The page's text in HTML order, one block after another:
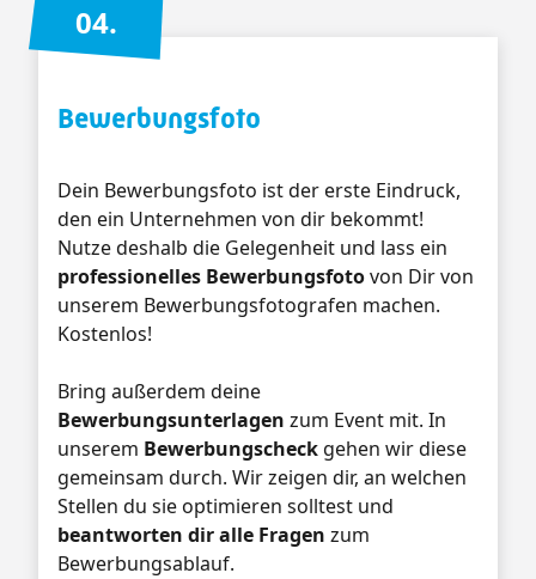
04.
Bewerbungsfoto
Dein Bewerbungsfoto ist der erste Eindruck,
den ein Unternehmen von dir bekommt!
Nutze deshalb die Gelegenheit und lass ein
professionelles Bewerbungsfotovon Dir von
unserem Bewerbungsfotografen machen.
Kostenlos!
Bring außerdem deine
Bewerbungsunterlagen zum Event mit. In
unserem Bewerbungscheck gehen wir diese
gemeinsam durch. Wir zeigen dir, an welchen
Stellen du sie optimieren solltest und
beantworten dir alle Fragen zum
Bewerbungsablauf.